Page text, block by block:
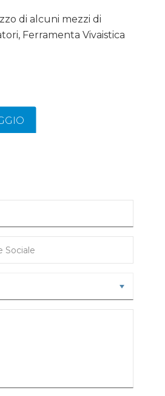
di alcuni mezzi di
Ferramenta Vivaistica